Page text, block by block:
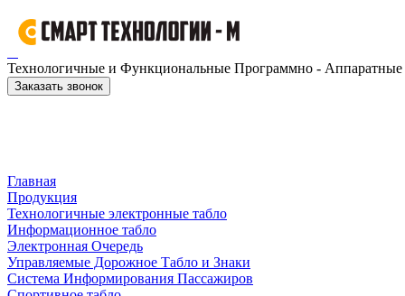
Технологичные и Функциональные Программно - Аппаратные
Заказать звонок
Главная
Продукция
Технологичные электронные табло
Информационное табло
Электронная Очередь
Управляемые Дорожное Табло и Знаки
Система Информирования Пассажиров